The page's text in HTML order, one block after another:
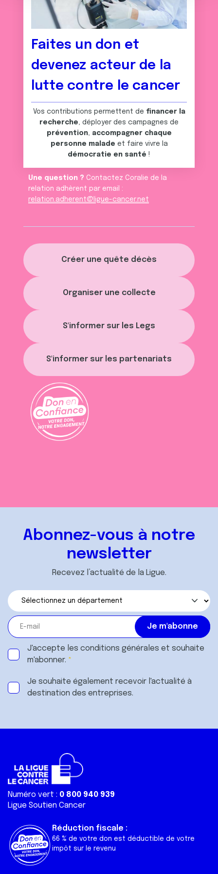
notre site avec nos partenaires de médias sociaux, de
publicité et d'analyse, qui peuvent combiner celles-ci
ou qu'ils ont collectées lors de votre utilisation de leurs
Créer une quête décès
Organiser une collecte
S'informer sur les Legs
S'informer sur les partenariats
Faites un don et
devenez acteur de la
lutte contre le cancer
Vos contributions permettent de financer la
recherche, déployer des campagnes de
prévention, accompagner chaque
personne malade et faire vivre la
démocratie en santé !
Une question ? Contactez Coralie de la
relation adhèrent par email :
relation.adherent@ligue-cancer.net
Abonnez-vous à notre
newsletter
Recevez l’actualité de la Ligue.
J'accepte les conditions générales et souhaite
m'abonner.
Je souhaite également recevoir l'actualité à
destination des entreprises.
Numéro vert : 0 800 940 939
Ligue Soutien Cancer
Réduction fiscale :
66 % de votre don est déductible de votre
impôt sur le revenu